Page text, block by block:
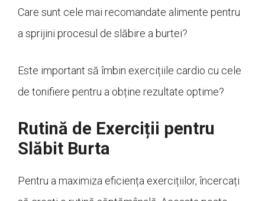
Care sunt cele mai recomandate alimente pentru
a sprijini procesul de slăbire a burtei?
Este important să îmbin exercițiile cardio cu cele
de tonifiere pentru a obține rezultate optime?
Rutină de Exerciții pentru
Slăbit Burta
Pentru a maximiza eficiența exercițiilor, încercați